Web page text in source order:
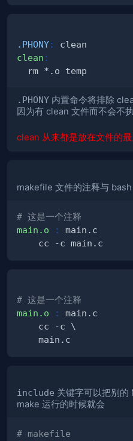
.PHONY:
clean :
.PHONY 内置命令将排除
因为有 clean 文件而不会不
clean 从来都是放在文件的
makefile 文件的注释与
# 这是一个注释
main.o
:
# 这是一个注释
main.o
:
include 关键字可以把别的
make 运行的时候就会
# makefile